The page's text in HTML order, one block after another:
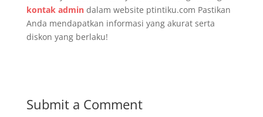
kontak admindalam website ptintiku.com Pastikan
Anda mendapatkan informasi yang akurat serta
diskon yang berlaku!
Submit a Comment